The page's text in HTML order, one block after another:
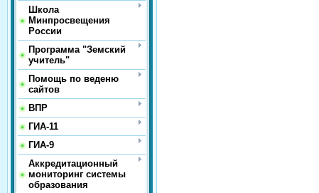
Школа
Минпросвещения
России
Программа "Земский
учитель"
Помощь по веденю
сайтов
ВПР
ГИА-11
ГИА-9
Аккредитационный
мониторинг системы
образования